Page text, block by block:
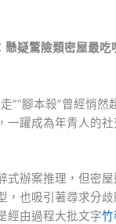
疑驚險類密屋最吃
腳本殺”曾經悄然
一躍成為年青人的社
辦案推理，但密屋
，也吸引著尋求分
經由過程大批文字